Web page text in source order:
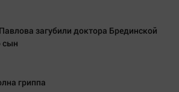
загубили доктора Брединской
сын
гриппа